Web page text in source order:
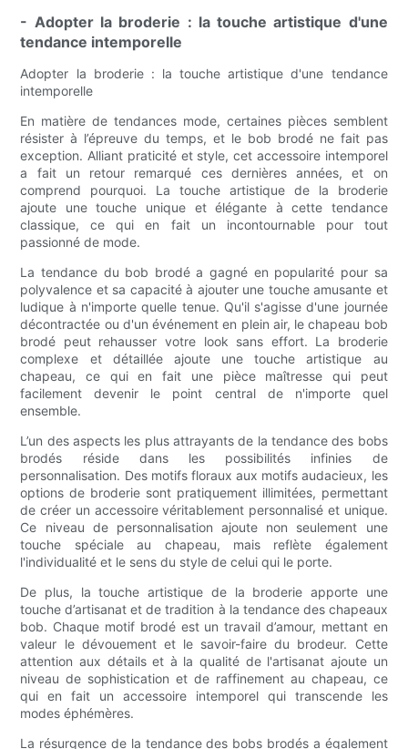
- Adopter la broderie : la touche artistique d'une
tendance intemporelle
Adopter la broderie : la touche artistique d'une tendance
intemporelle
En matière de tendances mode, certaines pièces semblent
résister à l’épreuve du temps, et le bob brodé ne fait pas
exception. Alliant praticité et style, cet accessoire intemporel
a fait un retour remarqué ces dernières années, et on
comprend pourquoi. La touche artistique de la broderie
ajoute une touche unique et élégante à cette tendance
classique, ce qui en fait un incontournable pour tout
passionné de mode.
La tendance du bob brodé a gagné en popularité pour sa
polyvalence et sa capacité à ajouter une touche amusante et
ludique à n'importe quelle tenue. Qu'il s'agisse d'une journée
décontractée ou d'un événement en plein air, le chapeau bob
brodé peut rehausser votre look sans effort. La broderie
complexe et détaillée ajoute une touche artistique au
chapeau, ce qui en fait une pièce maîtresse qui peut
facilement devenir le point central de n'importe quel
ensemble.
L’un des aspects les plus attrayants de la tendance des bobs
brodés réside dans les possibilités infinies de
personnalisation. Des motifs floraux aux motifs audacieux, les
options de broderie sont pratiquement illimitées, permettant
de créer un accessoire véritablement personnalisé et unique.
Ce niveau de personnalisation ajoute non seulement une
touche spéciale au chapeau, mais reflète également
l'individualité et le sens du style de celui qui le porte.
De plus, la touche artistique de la broderie apporte une
touche d’artisanat et de tradition à la tendance des chapeaux
bob. Chaque motif brodé est un travail d’amour, mettant en
valeur le dévouement et le savoir-faire du brodeur. Cette
attention aux détails et à la qualité de l'artisanat ajoute un
niveau de sophistication et de raffinement au chapeau, ce
qui en fait un accessoire intemporel qui transcende les
modes éphémères.
La résurgence de la tendance des bobs brodés a également